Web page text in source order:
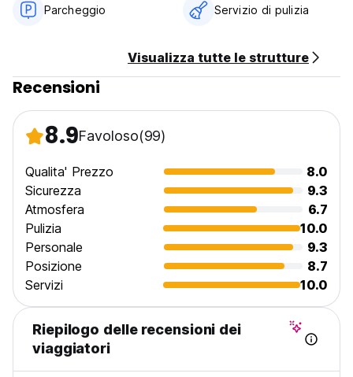
Non si accettano clienti di età inferiore ai 18 anni.
Non è consentito fumare in camera. (Auto-translated from
Parcheggio Servizio di pulizia
Visualizza tutte le strutture
Recensioni
8.9Favoloso(99)
Qualita' Prezzo
8.0
Sicurezza
9.3
Atmosfera
6.7
Pulizia
10.0
Personale
9.3
Posizione
8.7
Servizi
10.0
Riepilogo delle recensioni dei
viaggiatori